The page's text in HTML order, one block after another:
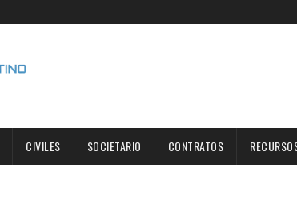
CIVILES SOCIETARIO CONTRATOS